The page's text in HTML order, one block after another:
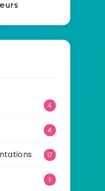
4
4
17
1